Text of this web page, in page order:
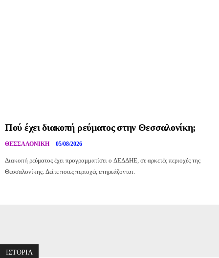
Πού έχει διακοπή ρεύματος στην Θεσσαλονίκη;
ΘΕΣΣΑΛΟΝΊΚΗ 05/08/2026
Διακοπή ρεύματος έχει προγραμματίσει ο ΔΕΔΔΗΕ, σε αρκετές περιοχές της
Θεσσαλονίκης. Δείτε ποιες περιοχές επηρεάζονται.
ΙΣΤΟΡΙΑ